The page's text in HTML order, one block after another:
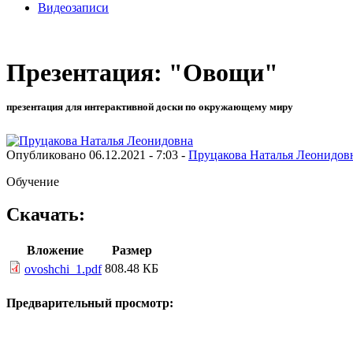
Видеозаписи
Презентация: "Овощи"
презентация для интерактивной доски по окружающему миру
Опубликовано 06.12.2021 - 7:03 - Пруцакова Наталья
Обучение
Скачать:
Вложение
Размер
ovoshchi_1.pdf 808.48 КБ
Предварительный просмотр: